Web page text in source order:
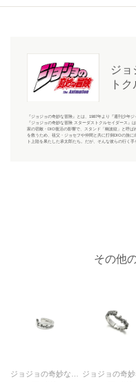
ジョ
ト
『ジョジョの奇妙な冒険』とは、1987年より『週刊少年
『ジョジョの奇妙な冒険 スターダストクルセイダース』
家の宿敵・DIO復活の影響で、スタンド「幽波紋」と呼
を救うため、祖父・ジョセフや仲間と共に打倒DIOの旅
ト上陸を果たした承太郎たち。だが、そんな彼らの行く
その他